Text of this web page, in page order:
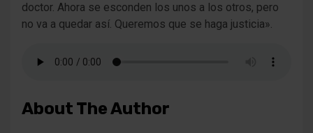
doctor. Ahora se esconden los unos a los otros, pero
no va a quedar así. Queremos que se haga justicia».
About The Author